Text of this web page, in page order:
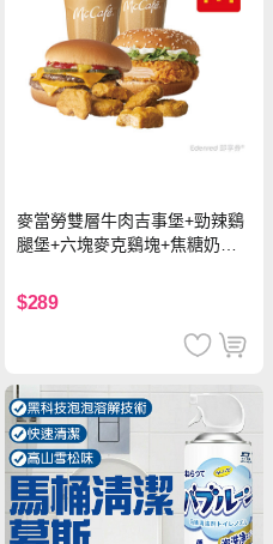
麥當勞雙層牛肉吉事堡+勁辣鷄
腿堡+六塊麥克鷄塊+焦糖奶茶
$289